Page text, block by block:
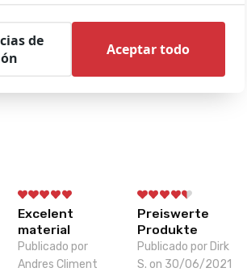
Standard A + Oxygen Module | on Lifebase 3
Excelent
material
Publicado por
Andres Climent
Preiswerte
Produkte
Publicado por Dirk
S. on 30/06/2021
de
Aceptar todo